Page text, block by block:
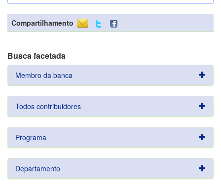
Compartilhamento
Busca facetada
Membro da banca
Todos contribuidores
Programa
Departamento